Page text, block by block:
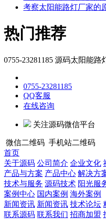
考察太阳能路灯厂家的
热门推荐
0755-23281185 源码太阳能路
0755-23281185
QQ客服
在线咨询
关注源码微信平台
微信二维码 手机站二维码
首页
关于源码 公司简介 企业文化
产品与方案 产品中心 解决方
技术与服务 源码技术 阳光服
案例中心 国内案例 海外案例
新闻资讯 新闻资讯 技术论坛
联系源码 联系我们 招商加盟